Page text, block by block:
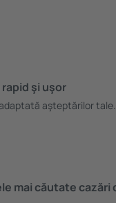
şi uşor
aşteptărilor tale.
mai căutate